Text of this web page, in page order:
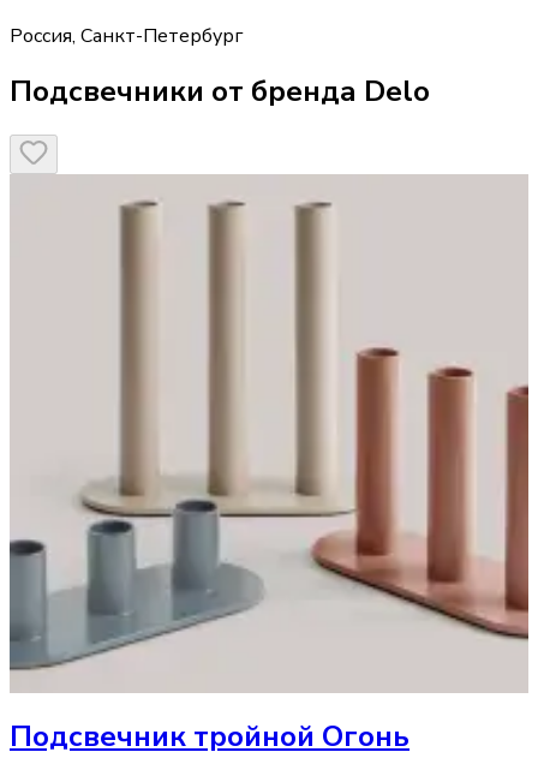
Россия, Санкт-Петербург
Подсвечники от бренда Delo
Подсвечник тройной Огонь